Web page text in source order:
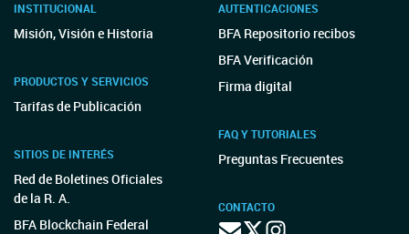
INSTITUCIONAL
Misión, Visión e Historia
PRODUCTOS Y SERVICIOS
Tarifas de Publicación
SITIOS DE INTERÉS
Red de Boletines Oficiales
de la R. A.
BFA Blockchain Federal
AUTENTICACIONES
BFA Repositorio recibos
BFA Verificación
Firma digital
FAQ Y TUTORIALES
Preguntas Frecuentes
CONTACTO